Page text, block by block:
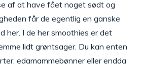
af at have fået noget sødt og
får de egentlig en ganske
her. I de her smoothies er det
lidt grøntsager. Du kan enten
edamammebønner eller endda